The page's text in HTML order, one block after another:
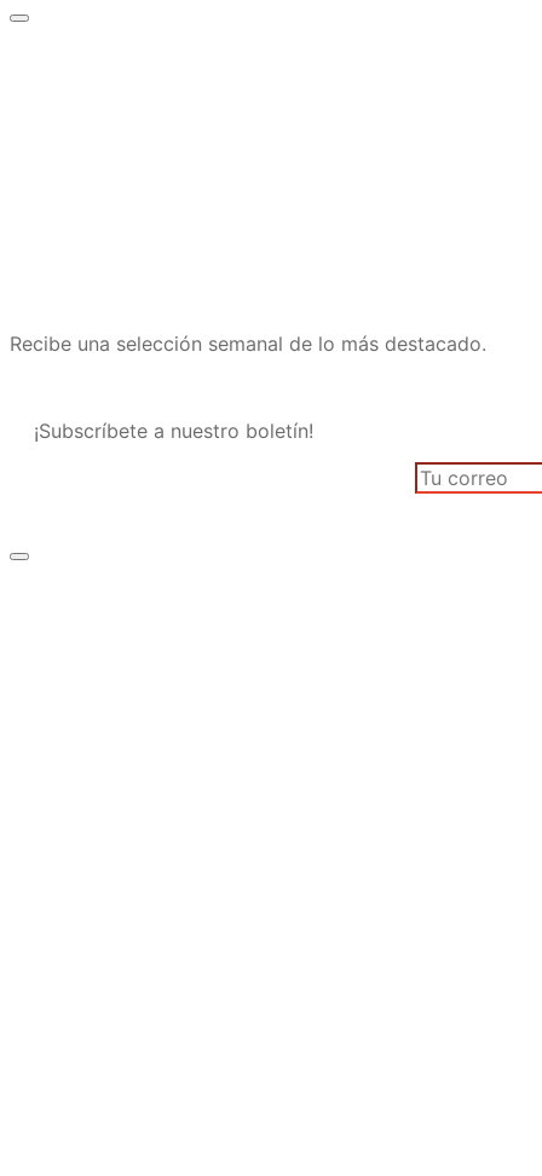
Recibe una selección semanal de lo más destacado.
¡Subscríbete a nuestro boletín!